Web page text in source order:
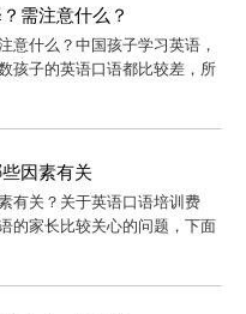
需注意什么？
意什么？中国孩子学习英语，
孩子的英语口语都比较差，所
因素有关
有关？关于英语口语培训费
的家长比较关心的问题，下面